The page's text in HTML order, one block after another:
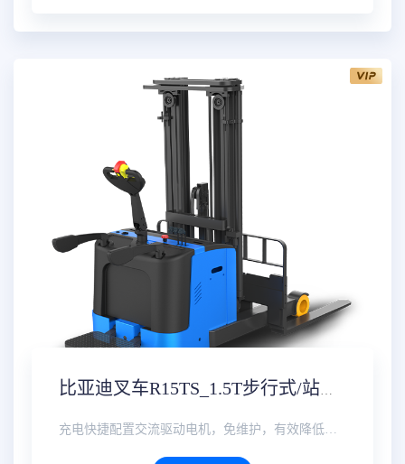
比亚迪叉车R15TS_1.5T步行式/站驾式前移车参数配置价格实时报价多少钱
充电快捷配置交流驱动电机，免维护，有效降低维护成本。操作简单多功能手柄无极调节，操作更舒适安全；电转···